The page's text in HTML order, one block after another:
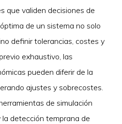
que validen decisiones de
de un sistema no solo
definir tolerancias, costes y
exhaustivo, las
pueden diferir de la
ajustes y sobrecostes.
de simulación
detección temprana de